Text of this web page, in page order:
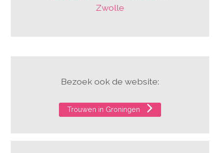
Zwolle
Bezoek ook de website:
Trouwen in Groningen